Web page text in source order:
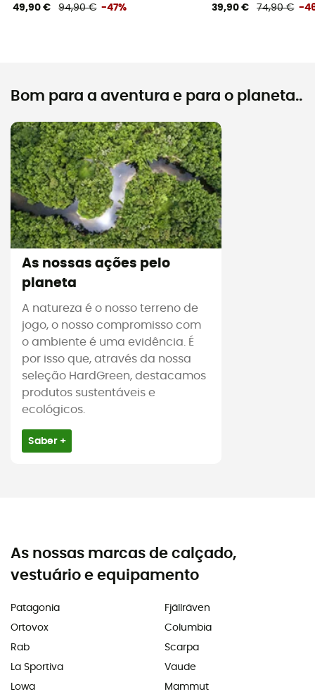
49,90 € 94,90 € -47% 39,90 € 74,90 € -
Bom para a aventura e para o planeta..
As nossas ações pelo
planeta
A natureza é o nosso terreno de
jogo, o nosso compromisso com
o ambiente é uma evidência. É
por isso que, através da nossa
seleção HardGreen, destacamos
produtos sustentáveis e
ecológicos.
Saber +
As nossas marcas de calçado,
vestuário e equipamento
Patagonia
Ortovox
Rab
La Sportiva
Lowa
Fjällräven
Columbia
Scarpa
Vaude
Mammut